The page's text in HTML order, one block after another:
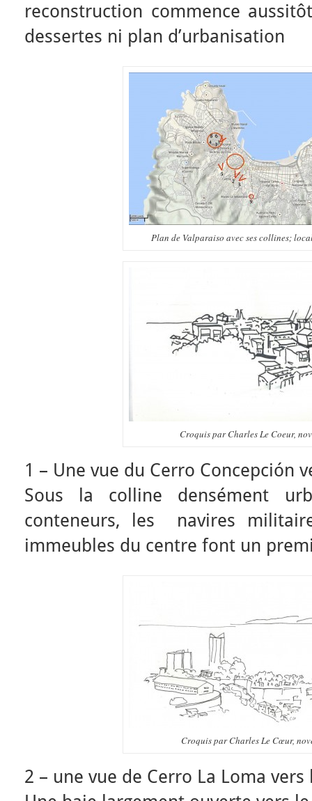
reconstruction commence
dessertes ni plan d’urbanisation
Plan de Valparaiso avec ses collines;
Croquis par Charles Le Coeur,
1 – Une vue du Cerro Concepción
Sous la colline densément
conteneurs, les navires
immeubles du centre font un
Croquis par Charles Le Cœur,
2 – une vue de Cerro La Loma vers